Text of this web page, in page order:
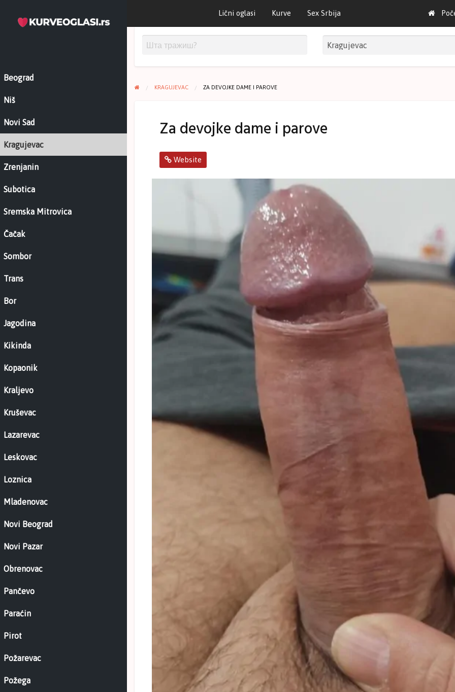
Beograd
Niš
Novi Sad
Kragujevac
Zrenjanin
Subotica
Sremska Mitrovica
Čačak
Sombor
Trans
Bor
Jagodina
Kikinda
Kopaonik
Kraljevo
Kruševac
Lazarevac
Leskovac
Loznica
Mladenovac
Novi Beograd
Novi Pazar
Obrenovac
Pančevo
Paraćin
Pirot
Požarevac
Požega
Lični oglasi Kurve Sex Srbija
KRAGUJEVAC ZA DEVOJKE DAME I PAROVE
Za devojke dame i parove
Website